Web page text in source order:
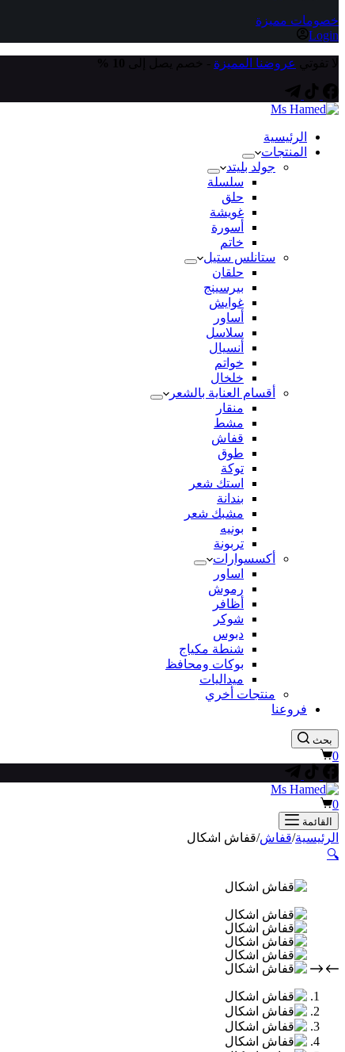
خصومات مميزة
Login
عروضنا المميزة
الرئيسية
المنتجات
جولد بليتد
سلسلة
حلق
غويشة
أسورة
خاتم
ستانلس ستيل
حلقان
بيرسينج
غوايش
أساور
سلاسل
أنسيال
خواتم
خلخال
أقسام العناية بالشعر
منقار
مشط
قفاش
طوق
توكة
استك شعر
بندانة
مشبك شعر
بونيه
تربونة
أكسسوارات
اساور
رموش
أظافر
شوكر
دبوس
شنطة مكياج
بوكات ومحافظ
ميداليات
منتجات أخري
فروعنا
بحث
عربة
0
عربة
التسوق
0
القائمة
الرئيسية/قفاش/قفاش اشكال
🔍